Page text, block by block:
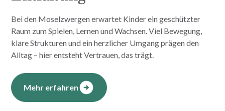
Bei den Moselzwergen erwartet Kinder ein geschützter
Raum zum Spielen, Lernen und Wachsen. Viel Bewegung,
klare Strukturen und ein herzlicher Umgang prägen den
Alltag – hier entsteht Vertrauen, das trägt.
Mehr erfahren